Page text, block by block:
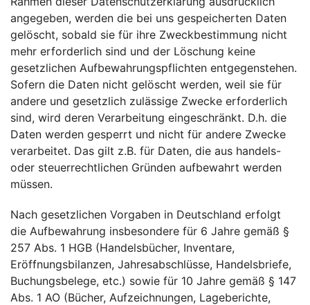
angegeben, werden die bei uns gespeicherten Daten
gelöscht, sobald sie für ihre Zweckbestimmung nicht
mehr erforderlich sind und der Löschung keine
gesetzlichen Aufbewahrungspflichten entgegenstehen.
Sofern die Daten nicht gelöscht werden, weil sie für
andere und gesetzlich zulässige Zwecke erforderlich
sind, wird deren Verarbeitung eingeschränkt. D.h. die
Daten werden gesperrt und nicht für andere Zwecke
verarbeitet. Das gilt z.B. für Daten, die aus handels-
oder steuerrechtlichen Gründen aufbewahrt werden
müssen.
Nach gesetzlichen Vorgaben in Deutschland erfolgt
die Aufbewahrung insbesondere für 6 Jahre gemäß §
257 Abs. 1 HGB (Handelsbücher, Inventare,
Eröffnungsbilanzen, Jahresabschlüsse, Handelsbriefe,
Buchungsbelege, etc.) sowie für 10 Jahre gemäß § 147
Abs. 1 AO (Bücher, Aufzeichnungen, Lageberichte,